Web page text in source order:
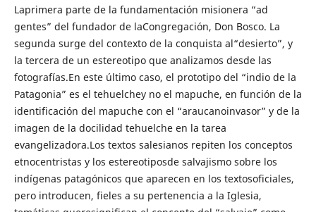
Laprimera parte de la fundamentación misionera “ad
gentes” del fundador de laCongregación, Don Bosco. La
segunda surge del contexto de la conquista al“desierto”, y
la tercera de un estereotipo que analizamos desde las
fotografías.En este último caso, el prototipo del “indio de la
Patagonia” es el tehuelchey no el mapuche, en función de la
identificación del mapuche con el “araucanoinvasor” y de la
imagen de la docilidad tehuelche en la tarea
evangelizadora.Los textos salesianos repiten los conceptos
etnocentristas y los estereotiposde salvajismo sobre los
indígenas patagónicos que aparecen en los textosoficiales,
pero introducen, fieles a su pertenencia a la Iglesia,